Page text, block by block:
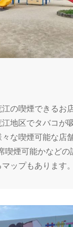
の喫煙できるお
地区でタバコが
な喫煙可能な店
喫煙可能かなど
ップもあります